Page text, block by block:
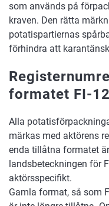
som används på
kraven. Den rätta
potatispartiernas
förhindra att
formatet FI-
Alla
märkas med aktörens
enda tillåtna formatet
landsbeteckningen för
aktörsspecifikt.
Gamla format, så som